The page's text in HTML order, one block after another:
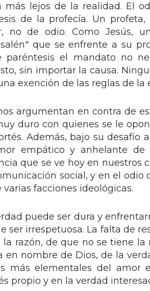
más lejos de la realidad. El
de la profecía. Un profeta,
no de odio. Como Jesús,
que se enfrente a su
paréntesis el mandato no
sin importar la causa.
exención de las reglas de
argumentan en contra de
duro con quienes se le
Además, bajo su desafío
empático y anhelante
que se ve hoy en nuestros
social, y en el
varias facciones ideológicas.
puede ser dura y
ser irrespetuosa. La falta de
la razón, de que no se tiene la
en nombre de Dios, de la
más elementales del amor
propio y en la verdad